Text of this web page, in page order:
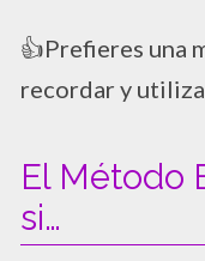
👍Prefieres una
recordar y
El Método
si…